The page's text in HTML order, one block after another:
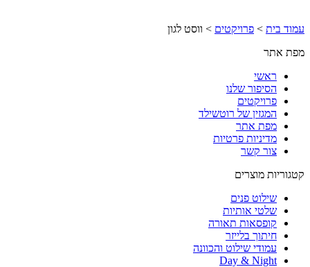
עמוד בית > פרויקטים > ווסט לגון
מפת אתר
ראשי
הסיפור שלנו
פרויקטים
המגזין של רוטשילד
מפת אתר
מדיניות פרטיות
צור קשר
קטגוריות מוצרים
שילוט פנים
שלטי אותיות
קופסאות תאורה
חיתוך בלייזר
עמודי שילוט והכוונה
Day & Night